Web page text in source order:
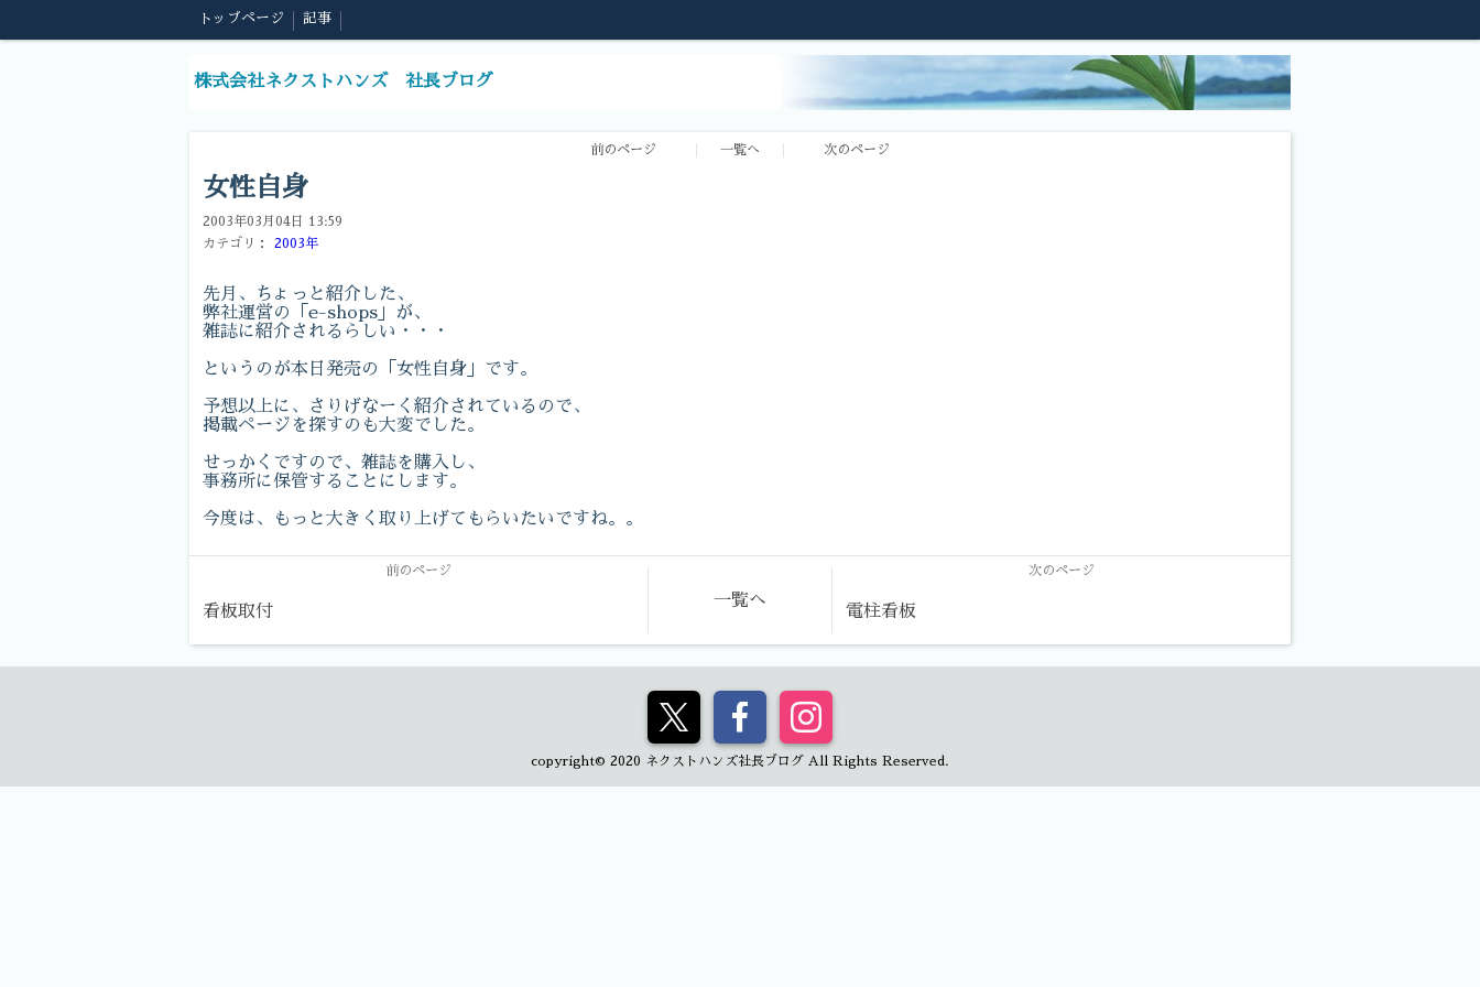
トップページ 記事
株式会社ネクストハンズ 社長ブログ
前のページ 一覧へ 次のページ
女性自身
2003年03月04日 13:59
カテゴリ：
2003年
先月、ちょっと紹介した、
弊社運営の「e-shops」が、
雑誌に紹介されるらしい・・・
というのが本日発売の「女性自身」です。
予想以上に、さりげなーく紹介されているので、
掲載ページを探すのも大変でした。
せっかくですので、雑誌を購入し、
事務所に保管することにします。
今度は、もっと大きく取り上げてもらいたいですね。。
前のページ
看板取付
一覧へ
次のページ
電柱看板
copyright© 2020 ネクストハンズ社長ブログ All Rights Reserved.